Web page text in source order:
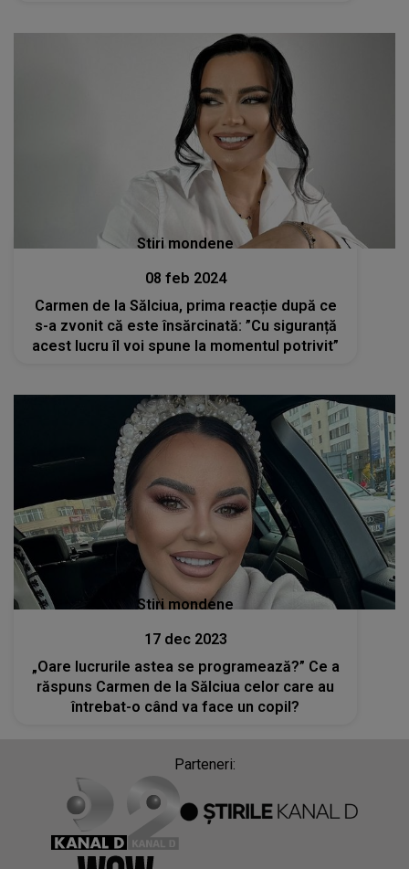
Stiri mondene
08 feb 2024
Carmen de la Sălciua, prima reacție după ce
s-a zvonit că este însărcinată: ”Cu siguranță
acest lucru îl voi spune la momentul potrivit”
Stiri mondene
17 dec 2023
„Oare lucrurile astea se programează?” Ce a
răspuns Carmen de la Sălciua celor care au
întrebat-o când va face un copil?
Parteneri: